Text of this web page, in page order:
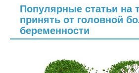
Популярные статьи на
принять от головной
беременности